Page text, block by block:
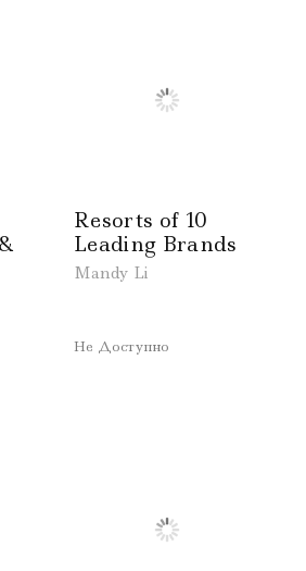
Resorts of 10
Leading Brands
Mandy Li
Не Доступно